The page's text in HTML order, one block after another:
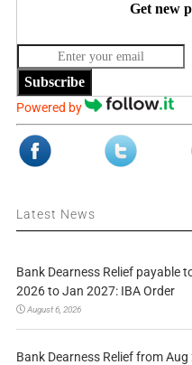
Get new
Subscribe
Powered by
Latest News
Bank Dearness Relief payable
2026 to Jan 2027: IBA Order
August 6, 2026
Bank Dearness Relief from